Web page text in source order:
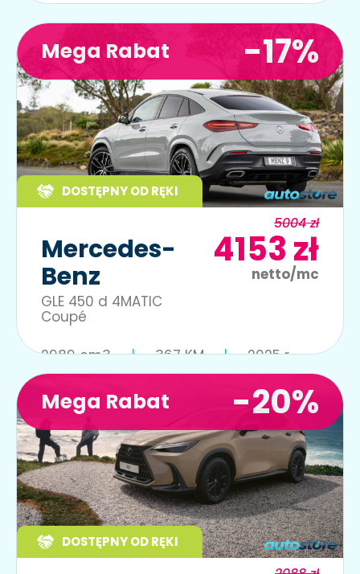
Mega Rabat -17%
DOSTĘPNY OD RĘKI
Mercedes-
Benz
GLE 450 d 4MATIC
Coupé
5004 zł
4153 zł
netto/mc
2989 cm3 367 KM 2025 r.
Mega Rabat -20%
DOSTĘPNY OD RĘKI